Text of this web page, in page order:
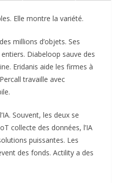
Elle montre la variété.
millions d’objets. Ses
Diabeloop sauve des
Eridanis aide les firmes à
travaille avec
Souvent, les deux se
collecte des données, l’IA
puissantes. Les
des fonds. Actility a des